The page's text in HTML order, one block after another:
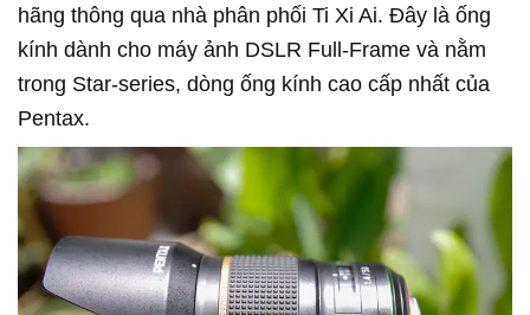
hãng thông qua nhà phân phối Ti Xi Ai. Đây là ống
kính dành cho máy ảnh DSLR Full-Frame và nằm
trong Star-series, dòng ống kính cao cấp nhất của
Pentax.